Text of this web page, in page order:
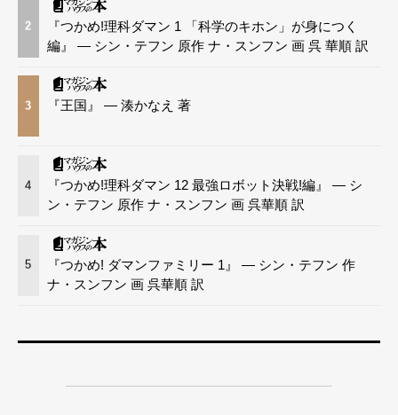
2
『つかめ!理科ダマン 1 「科学のキホン」が身につく
編』 — シン・テフン 原作 ナ・スンフン 画 呉 華順 訳
3 『王国』 — 湊かなえ 著
4
『つかめ!理科ダマン 12 最強ロボット決戦!編』 — シ
ン・テフン 原作 ナ・スンフン 画 呉華順 訳
5
『つかめ! ダマンファミリー 1』 — シン・テフン 作
ナ・スンフン 画 呉華順 訳